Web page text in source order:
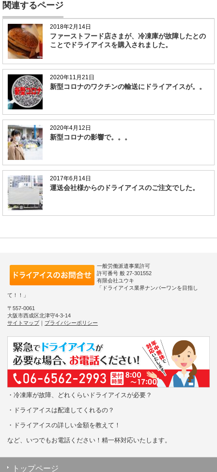
関連するページ
2018年2月14日
ファーストフード店さまが、冷凍庫が故障したとの
ことでドライアイスを購入されました。
2020年11月21日
新型コロナのワクチンの輸送にドライアイスが。。
2020年4月12日
新型コロナの影響で。。。
2017年6月14日
運送会社様からのドライアイスのご注文でした。
一般労働派遣事業許可
許可番号 般 27-301552
有限会社ユウキ
「ドライアイス業界ナンバーワンを目指し
て！！」
〒557-0061
大阪市西成区北津守4-3-14
サイトマップ｜ プライバシーポリシー
・冷凍庫が故障、どれくらいドライアイスが必要？
・ドライアイスは配達してくれるの？
・ドライアイスの詳しい金額を教えて！
など、いつでもお電話ください！精一杯対応いたします。
トップページ